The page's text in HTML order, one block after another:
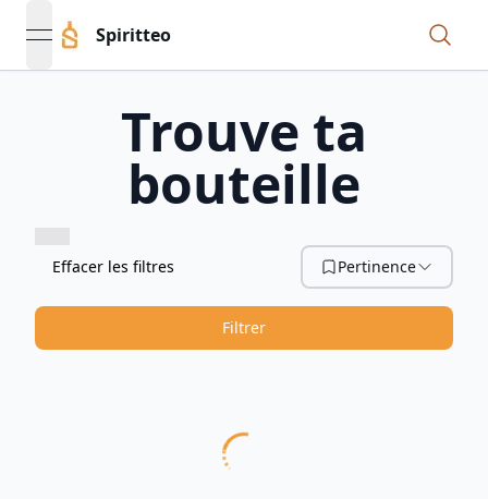
open navigation menu
Spiritteo
Trouve ta
bouteille
Effacer les filtres Pertinence
Filtrer